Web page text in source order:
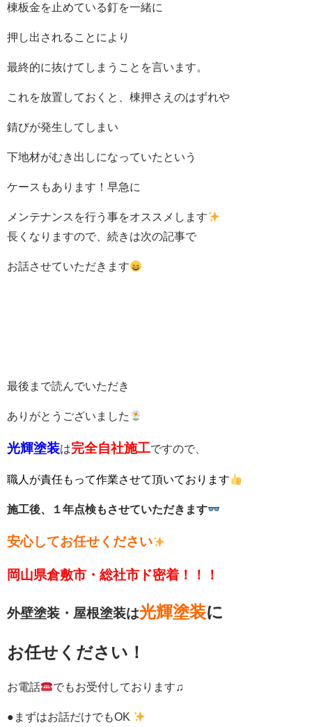
棟板金を止めている釘を一緒に
押し出されることにより
最終的に抜けてしまうことを言います。
これを放置しておくと、棟押さえのはずれや
錆びが発生してしまい
下地材がむき出しになっていたという
ケースもあります！早急に
メンテナンスを行う事をオススメします
長くなりますので、続きは次の記事で
お話させていただきます
最後まで読んでいただき
ありがとうございました
光輝塗装は完全自社施工ですので、
職人が責任もって作業させて頂いております
施工後、１年点検もさせていただきます
安心してお任せください
岡山県倉敷市・総社市ド密着！！！
外壁塗装・屋根塗装は光輝塗装に
お任せください！
お電話 でもお受付しております♫
●まずはお話だけでもOK